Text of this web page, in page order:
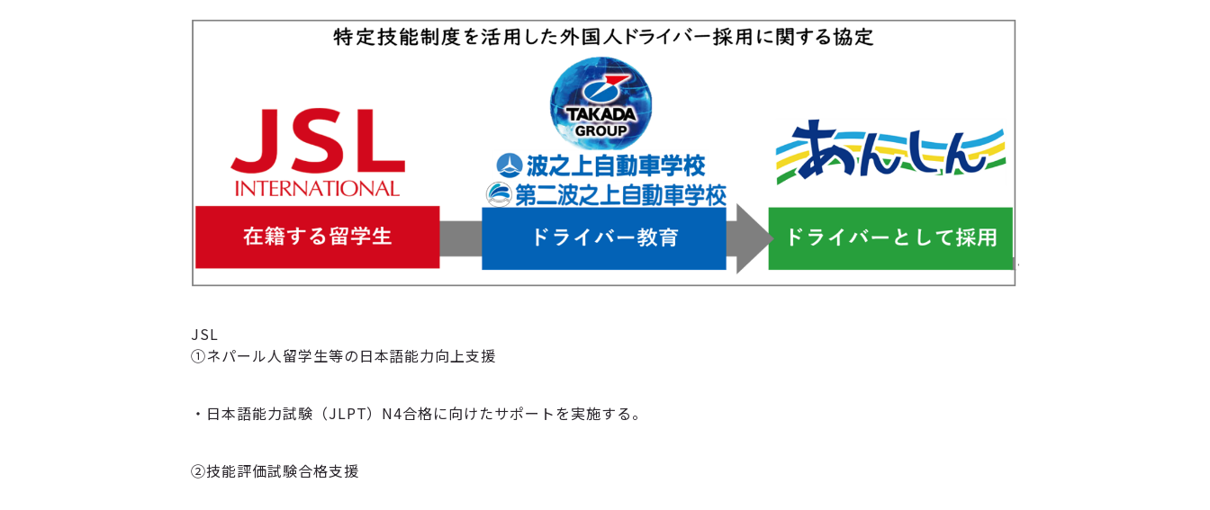
JSL
①ネパール人留学生等の日本語能力向上支援
・日本語能力試験（JLPT）N4合格に向けたサポートを実施する。
②技能評価試験合格支援